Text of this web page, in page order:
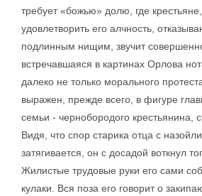
требует «божью» долю, где
удовлетворить его алчность,
подлинным нищим, звучит
встречавшаяся в картинах Орлова
далеко не только морального
выражен, прежде всего, в фигуре
семьи - чернобородого крестьянина,
Видя, что спор старика отца с
затягивается, он с досадой воткнул
Жилистые трудовые руки его сами
кулаки. Вся поза его говорит о